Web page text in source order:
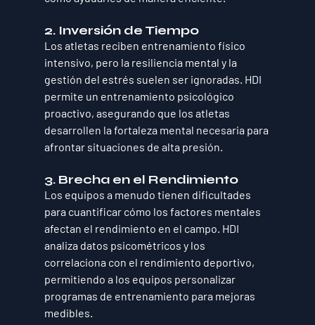
2. Inversión de Tiempo
Los atletas reciben entrenamiento físico
intensivo, pero la resiliencia mental y la
gestión del estrés suelen ser ignoradas. HDI
permite un entrenamiento psicológico
proactivo, asegurando que los atletas
desarrollen la fortaleza mental necesaria para
afrontar situaciones de alta presión.
3. Brecha en el Rendimiento
Los equipos a menudo tienen dificultades
para cuantificar cómo los factores mentales
afectan el rendimiento en el campo. HDI
analiza datos psicométricos y los
correlaciona con el rendimiento deportivo,
permitiendo a los equipos personalizar
programas de entrenamiento para mejoras
medibles.